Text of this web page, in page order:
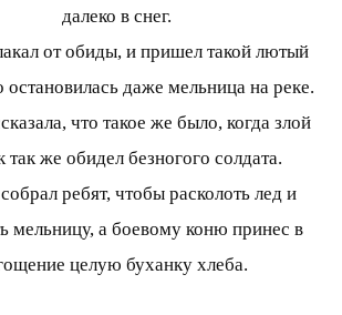
далеко в снег.
от обиды, и пришел такой лютый
остановилась даже мельница на реке.
что такое же было, когда злой
же обидел безногого солдата.
ребят, чтобы расколоть лед и
мельницу, а боевому коню принес в
целую буханку хлеба.